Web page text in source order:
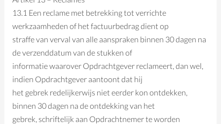
13.1 Een reclame met betrekking tot verrichte
werkzaamheden of het factuurbedrag dient op
straffe van verval van alle aanspraken binnen 30 dagen na
de verzenddatum van de stukken of
informatie waarover Opdrachtgever reclameert, dan wel,
indien Opdrachtgever aantoont dat hij
het gebrek redelijkerwijs niet eerder kon ontdekken,
binnen 30 dagen na de ontdekking van het
gebrek, schriftelijk aan Opdrachtnemer te worden